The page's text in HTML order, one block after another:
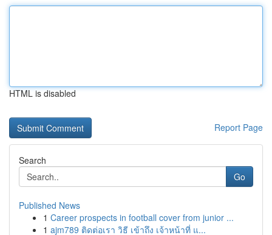
HTML is disabled
Report Page
Search
Go
Published News
1 Career prospects in football cover from junior ...
1 ajm789 ติดต่อเรา วิธี เข้าถึง เจ้าหน้าที่ แ...